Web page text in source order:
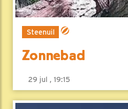
Steenuil
Zonnebad
29 jul , 19:15